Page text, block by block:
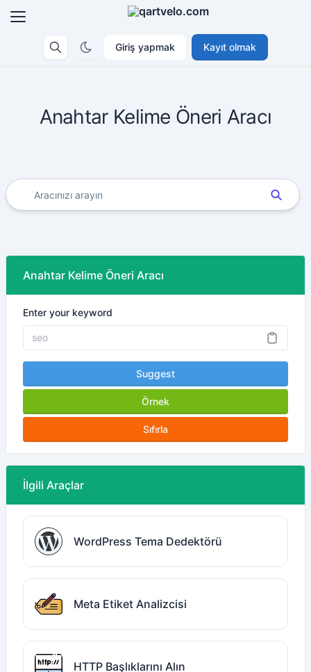
Giriş yapmak Kayıt olmak
Anahtar Kelime Öneri Aracı
Anahtar Kelime Öneri Aracı
Enter your keyword
Suggest
Örnek
Sıfırla
İlgili Araçlar
WordPress Tema Dedektörü
Meta Etiket Analizcisi
HTTP Başlıklarını Alın